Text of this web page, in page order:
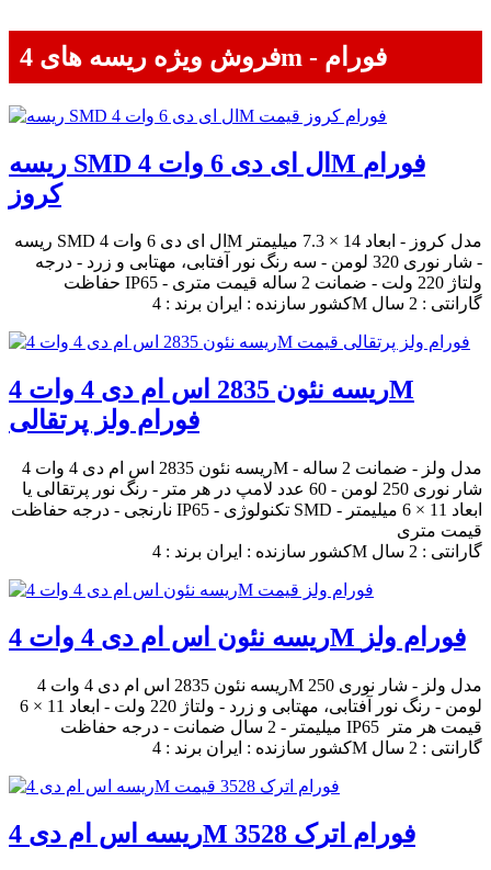
فروش ویژه ریسه های 4m - فورام
ریسه SMD ال ای دی 6 وات 4M فورام
کروز
ریسه SMD ال ای دی 6 وات 4M مدل کروز - ابعاد 14 × 7.3 میلیمتر
- شار نوری 320 لومن - سه رنگ نور آفتابی، مهتابی و زرد - درجه
حفاظت IP65 - ولتاژ 220 ولت - ضمانت 2 ساله قیمت متری
کشور سازنده : ایران برند : 4M گارانتی : 2 سال
ریسه نئون 2835 اس ام دی 4 وات 4M
فورام ولز پرتقالی
ریسه نئون 2835 اس ام دی 4 وات 4M مدل ولز - ضمانت 2 ساله -
شار نوری 250 لومن - 60 عدد لامپ در هر متر - رنگ نور پرتقالی یا
نارنجی - درجه حفاظت IP65 - تکنولوژی SMD - ابعاد 11 × 6 میلیمتر
قیمت متری
کشور سازنده : ایران برند : 4M گارانتی : 2 سال
ریسه نئون اس ام دی 4 وات 4M فورام ولز
ریسه نئون 2835 اس ام دی 4 وات 4M مدل ولز - شار نوری 250
لومن - رنگ نور آفتابی، مهتابی و زرد - ولتاژ 220 ولت - ابعاد 11 × 6
میلیمتر - 2 سال ضمانت - درجه حفاظت IP65 قیمت هر متر
کشور سازنده : ایران برند : 4M گارانتی : 2 سال
ریسه اس ام دی 4M فورام اترک 3528